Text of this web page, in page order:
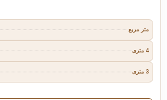
متر مربع
4 متری
3 متری